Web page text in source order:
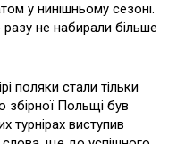
у нинішньому сезоні.
не набирали більше
поляки стали тільки
Польщі був
турнірах виступив